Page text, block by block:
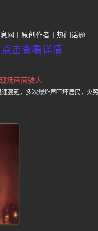
网 原创作者 热门话题
击查看详情
场画面骇人
蔓延，多次爆炸声吓坏居民，火